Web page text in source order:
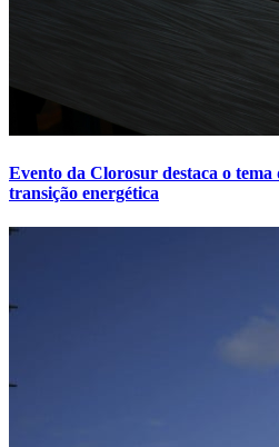
Evento da Clorosur destaca o tema
transição energética